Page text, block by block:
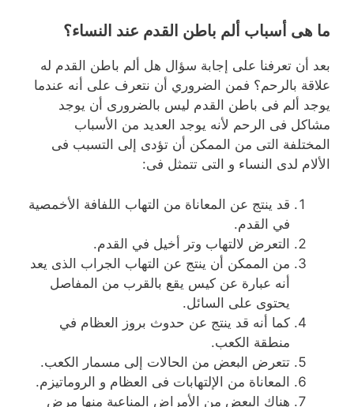
ما هى أسباب ألم باطن القدم عند النساء؟
بعد أن تعرفنا على إجابة سؤال هل ألم باطن القدم له
علاقة بالرحم؟ فمن الضروري أن نتعرف على أنه عندما
يوجد ألم فى باطن القدم ليس بالضرورى أن يوجد
مشاكل فى الرحم لأنه يوجد العديد من الأسباب
المختلفة التى من الممكن أن تؤدى إلى التسبب فى
الألام لدى النساء و التى تتمثل فى:
قد ينتج عن المعاناة من التهاب اللفافة الأخمصية
في القدم.
التعرض لالتهاب وتر أخيل في القدم.
من الممكن أن ينتج عن التهاب الجراب الذى يعد
أنه عبارة عن كيس يقع بالقرب من المفاصل
يحتوى على السائل.
كما أنه قد ينتج عن حدوث بروز العظام في
منطقة الكعب.
تتعرض البعض من الحالات إلى مسمار الكعب.
المعاناة من الإلتهابات فى العظام و الروماتيزم.
هناك البعض من الأمراض المناعية منها مرض